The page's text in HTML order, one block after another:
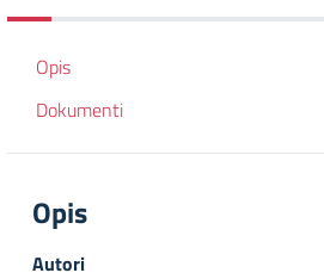
Opis
Dokumenti
Opis
Autori